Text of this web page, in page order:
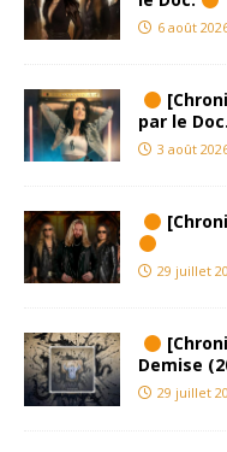
6 août
par le Doc.
3 août
29 juillet
Demise
29 juillet